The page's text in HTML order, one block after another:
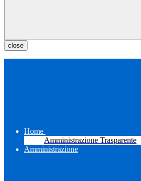
close
Home
Amministrazione Trasparente
Amministrazione